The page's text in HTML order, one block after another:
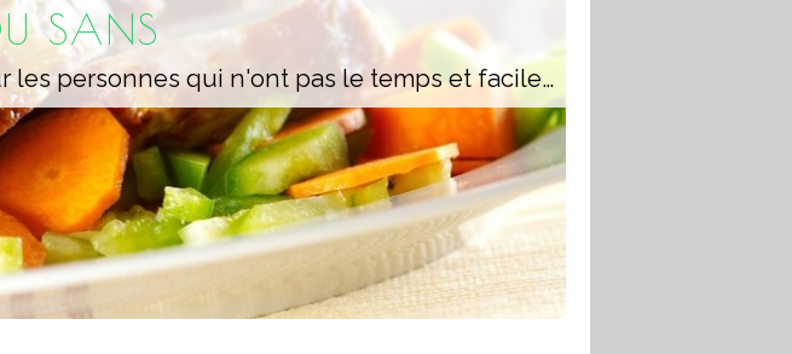
SANS
Un blog composé de recettes rapides à réaliser pour les personnes qui n'ont pas le temps et faciles pour pouvoir se régaler ou régaler toute la famille avec ou sans robot